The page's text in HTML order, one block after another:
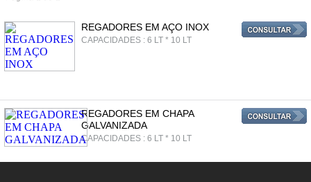
REGADORES EM AÇO INOX
CAPACIDADES : 6 LT * 10 LT
REGADORES EM CHAPA
GALVANIZADA
CAPACIDADES : 6 LT * 10 LT